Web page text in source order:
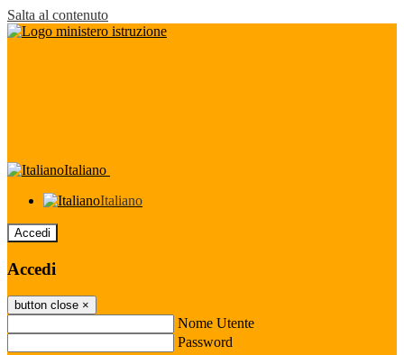
Salta al contenuto
Italiano
Italiano
Accedi
Accedi
button close ×
Nome Utente
Password